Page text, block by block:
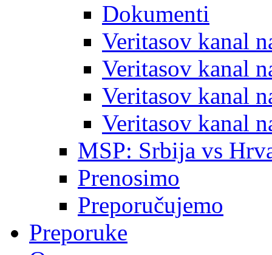
Dokumenti
Veritasov kanal
Veritasov kanal
Veritasov kanal
Veritasov kanal
MSP: Srbija vs
Prenosimo
Preporučujemo
Preporuke